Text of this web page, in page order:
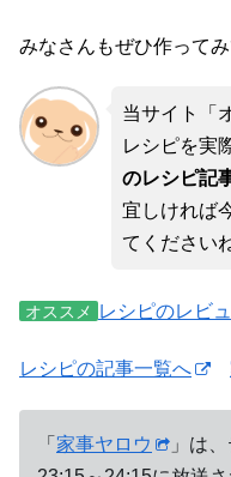
みなさんもぜひ作って
当サイト「
レシピを実
のレシピ記
宜しければ
てください
オススメ レシピのレビ
レシピの記事一覧へ
「 家事ヤロウ
」は